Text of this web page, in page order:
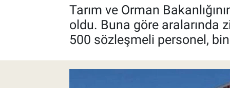
Tarım ve Orman
oldu. Buna göre aralarında
500 sözleşmeli personel,
Et fiyatları
Tarım Bilgisi